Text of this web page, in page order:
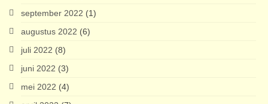
september 2022 (1)
augustus 2022 (6)
juli 2022 (8)
juni 2022 (3)
mei 2022 (4)